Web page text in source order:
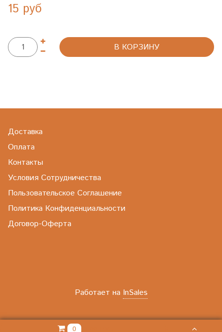
15 руб
В КОРЗИНУ
Доставка
Оплата
Контакты
Условия Сотрудничества
Пользовательское Соглашение
Политика Конфиденциальности
Договор-Оферта
Работает на InSales
0